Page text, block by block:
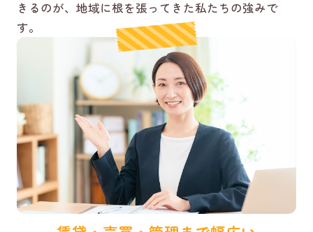
きるのが、地域に根を張ってきた私たちの強みで
す。